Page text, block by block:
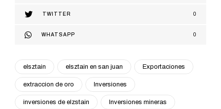
TWITTER 0
WHATSAPP 0
elsztain elsztain en san juan Exportaciones
extraccion de oro Inversiones
inversiones de elzstain Inversiones mineras